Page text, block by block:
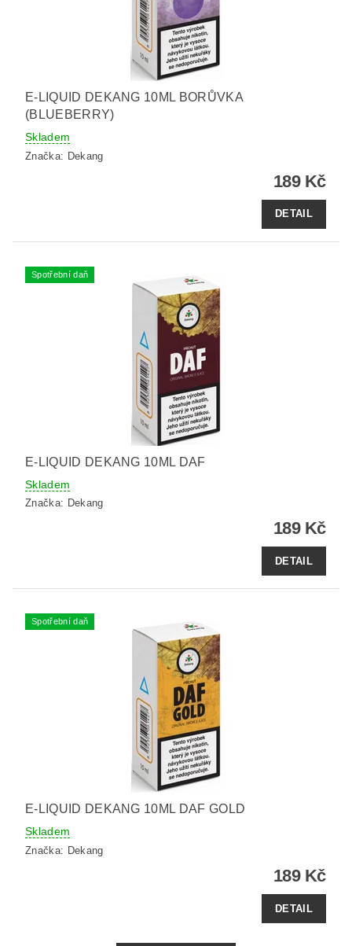
E-LIQUID DEKANG 10ML BORŮVKA
(BLUEBERRY)
Skladem
Značka: Dekang
189 Kč
DETAIL
Spotřební daň
E-LIQUID DEKANG 10ML DAF
Skladem
Značka: Dekang
189 Kč
DETAIL
Spotřební daň
E-LIQUID DEKANG 10ML DAF GOLD
Skladem
Značka: Dekang
189 Kč
DETAIL